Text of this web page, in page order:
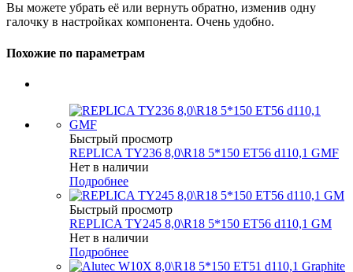
Вы можете убрать её или вернуть обратно, изменив одну
галочку в настройках компонента. Очень удобно.
Похожие по параметрам
Быстрый просмотр
REPLICA TY236 8,0\R18 5*150 ET56 d110,1 GMF
Нет в наличии
Подробнее
Быстрый просмотр
REPLICA TY245 8,0\R18 5*150 ET56 d110,1 GM
Нет в наличии
Подробнее